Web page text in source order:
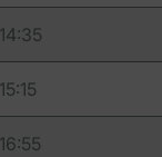
14:35
15:15
16:55